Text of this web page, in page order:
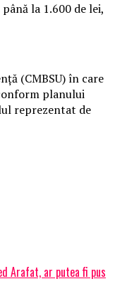
la 1.600 de lei,
(CMBSU) în care
planului
reprezentat de
Arafat, ar putea fi pus